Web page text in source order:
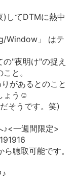
)してDTMに熱中
Window」 はテ
"夜明け"の捉え
と。
があるとのこと
ょう☺︎
そうです。笑)
♪<一週間限定>
聴取可能です。